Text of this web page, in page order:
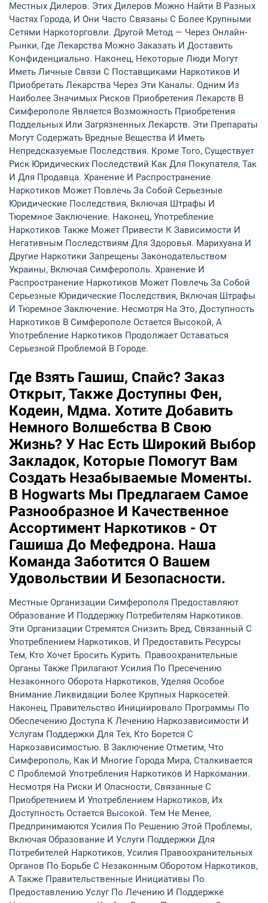
Местных Дилеров. Этих Дилеров Можно Найти В Разных
Частях Города, И Они Часто Связаны С Более Крупными
Сетями Наркоторговли. Другой Метод — Через Онлайн-
Рынки, Где Лекарства Можно Заказать И Доставить
Конфиденциально. Наконец, Некоторые Люди Могут
Иметь Личные Связи С Поставщиками Наркотиков И
Приобретать Лекарства Через Эти Каналы. Одним Из
Наиболее Значимых Рисков Приобретения Лекарств В
Симферополе Является Возможность Приобретения
Поддельных Или Загрязненных Лекарств. Эти Препараты
Могут Содержать Вредные Вещества И Иметь
Непредсказуемые Последствия. Кроме Того, Существует
Риск Юридических Последствий Как Для Покупателя, Так
И Для Продавца. Хранение И Распространение
Наркотиков Может Повлечь За Собой Серьезные
Юридические Последствия, Включая Штрафы И
Тюремное Заключение. Наконец, Употребление
Наркотиков Также Может Привести К Зависимости И
Негативным Последствиям Для Здоровья. Марихуана И
Другие Наркотики Запрещены Законодательством
Украины, Включая Симферополь. Хранение И
Распространение Наркотиков Может Повлечь За Собой
Серьезные Юридические Последствия, Включая Штрафы
И Тюремное Заключение. Несмотря На Это, Доступность
Наркотиков В Симферополе Остается Высокой, А
Употребление Наркотиков Продолжает Оставаться
Серьезной Проблемой В Городе.
Где Взять Гашиш, Спайс? Заказ
Открыт, Также Доступны Фен,
Кодеин, Мдма. Хотите Добавить
Немного Волшебства В Свою
Жизнь? У Нас Есть Широкий Выбор
Закладок, Которые Помогут Вам
Создать Незабываемые Моменты.
В Hogwarts Мы Предлагаем Самое
Разнообразное И Качественное
Ассортимент Наркотиков - От
Гашиша До Мефедрона. Наша
Команда Заботится О Вашем
Удовольствии И Безопасности.
Местные Организации Симферополя Предоставляют
Образование И Поддержку Потребителям Наркотиков.
Эти Организации Стремятся Снизить Вред, Связанный С
Употреблением Наркотиков, И Предоставить Ресурсы
Тем, Кто Хочет Бросить Курить. Правоохранительные
Органы Также Прилагают Усилия По Пресечению
Незаконного Оборота Наркотиков, Уделяя Особое
Внимание Ликвидации Более Крупных Наркосетей.
Наконец, Правительство Инициировало Программы По
Обеспечению Доступа К Лечению Наркозависимости И
Услугам Поддержки Для Тех, Кто Борется С
Наркозависимостью. В Заключение Отметим, Что
Симферополь, Как И Многие Города Мира, Сталкивается
С Проблемой Употребления Наркотиков И Наркомании.
Несмотря На Риски И Опасности, Связанные С
Приобретением И Употреблением Наркотиков, Их
Доступность Остается Высокой. Тем Не Менее,
Предпринимаются Усилия По Решению Этой Проблемы,
Включая Образование И Услуги Поддержки Для
Потребителей Наркотиков, Усилия Правоохранительных
Органов По Борьбе С Незаконным Оборотом Наркотиков,
А Также Правительственные Инициативы По
Предоставлению Услуг По Лечению И Поддержке